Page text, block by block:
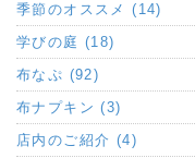
季節のオススメ (14)
学びの庭 (18)
布なぷ (92)
布ナプキン (3)
店内のご紹介 (4)